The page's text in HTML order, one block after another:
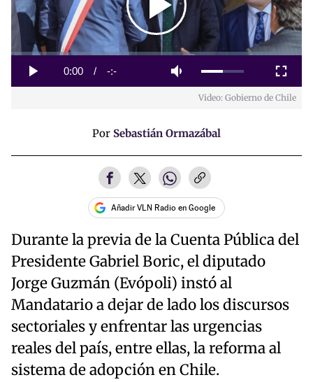
Play
Video
Play Mute
Current
0:00 / Duration
-:-
Loaded:
Fullscreen
Video: Gobierno de Chile
Por Sebastián Ormazábal
Añadir VLN Radio en Google
Durante la previa de la Cuenta Pública del
Presidente Gabriel Boric, el diputado
Jorge Guzmán (Evópoli) instó al
Mandatario a dejar de lado los discursos
sectoriales y enfrentar las urgencias
reales del país, entre ellas, la reforma al
sistema de adopción en Chile.